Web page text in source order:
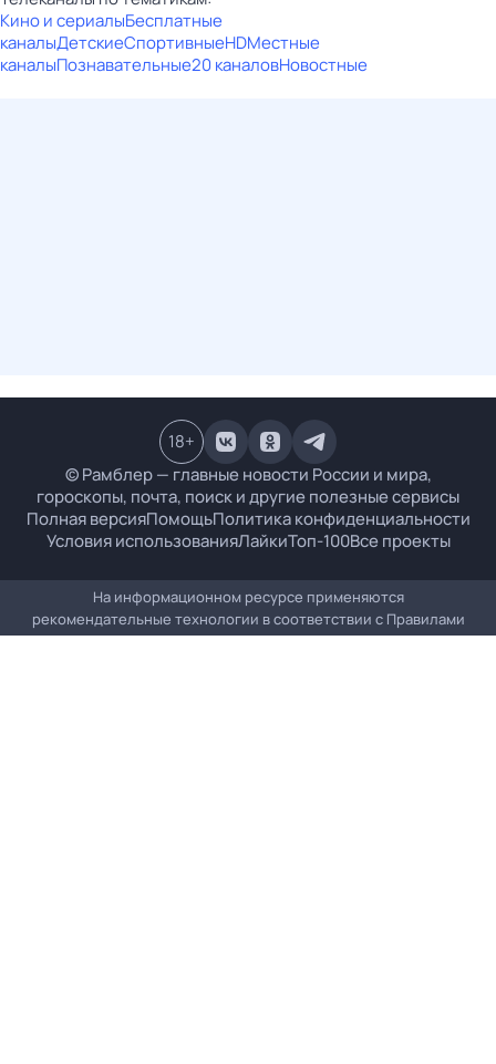
Кино и сериалыБесплатные
каналыДетскиеСпортивныеHDМестные
каналыПознавательные20 каналовНовостные
© Рамблер — главные новости России и мира,
гороскопы, почта, поиск и другие полезные сервисы
Полная версияПомощьПолитика конфиденциальности
Условия использованияЛайкиТоп-100Все проекты
18+
На информационном ресурсе применяются
рекомендательные технологии в соответствии с Правилами